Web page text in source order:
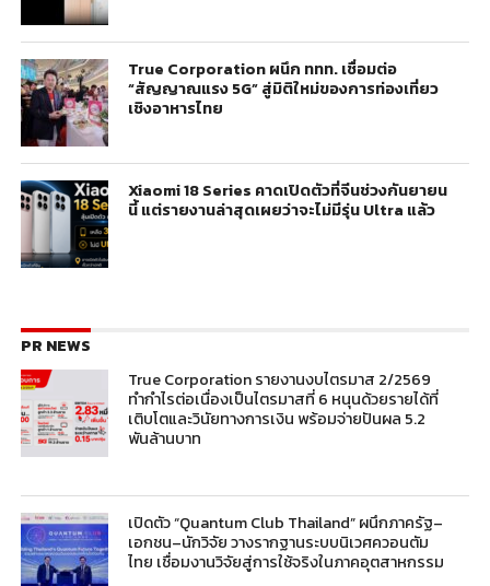
True Corporation ผนึก ททท. เชื่อมต่อ
“สัญญาณแรง 5G” สู่มิติใหม่ของการท่องเที่ยว
เชิงอาหารไทย
Xiaomi 18 Series คาดเปิดตัวที่จีนช่วงกันยายน
นี้ แต่รายงานล่าสุดเผยว่าจะไม่มีรุ่น Ultra แล้ว
PR NEWS
True Corporation รายงานงบไตรมาส 2/2569
ทำกำไรต่อเนื่องเป็นไตรมาสที่ 6 หนุนด้วยรายได้ที่
เติบโตและวินัยทางการเงิน พร้อมจ่ายปันผล 5.2
พันล้านบาท
เปิดตัว “Quantum Club Thailand” ผนึกภาครัฐ–
เอกชน–นักวิจัย วางรากฐานระบบนิเวศควอนตัม
ไทย เชื่อมงานวิจัยสู่การใช้จริงในภาคอุตสาหกรรม